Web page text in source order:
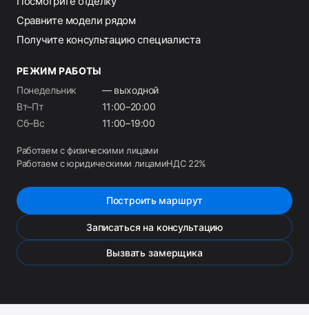
Сравните модели рядом
Получите консультацию специалиста
РЕЖИМ РАБОТЫ
Понедельник
— выходной
Вт–Пт
11:00–20:00
Сб–Вс
11:00–19:00
Работаем с физическими лицами
Работаем с юридическими лицамиНДС 22%
Построить маршрут
Записаться на консультацию
Вызвать замерщика